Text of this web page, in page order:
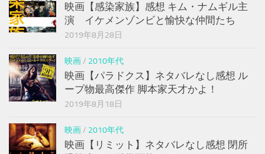
映画【感染家族】感想 キム・ナムギル主
演 イケメンゾンビと愉快な仲間たち
2019年8月28日
映画/ 2010年代
映画【パラドクス】ネタバレなし感想 ル
ープ物最高傑作 脚本家天才かよ！
2019年8月18日
映画/ 2010年代
映画【リミット】ネタバレなし感想 閉所